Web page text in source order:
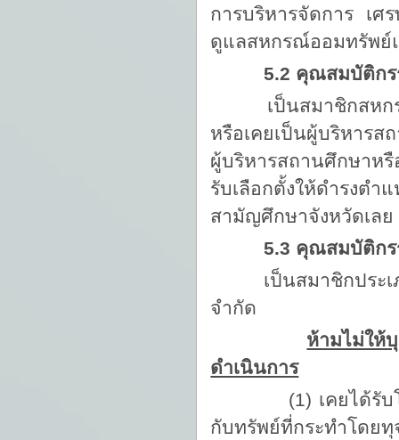
การบริหารจัดการ เศ
ดูแลสหกรณ์ออมทรัพย์
5.2 คุณสมบัติกร
เป็นสมาชิกสหกรณ์
หรือเคยเป็นผู้บริหาร
ผู้บริหารสถานศึกษาหรื
รับเลือกตั้งให้ดำรงต
สามัญศึกษาจังหวัดเลย
5.3 คุณสมบัติก
เป็นสมาชิกประเภ
จำกัด
ห้ามไม่ให้
ดำเนินการ
(1) เคยได้รับโทษ
กับทรัพย์ที่กระทำโดยทุ